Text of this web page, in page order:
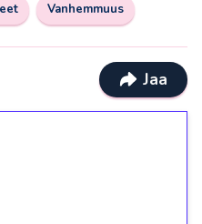
Vanhemmuus
Jaa